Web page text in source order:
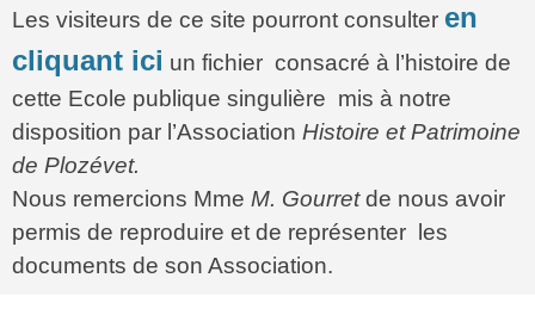
Les visiteurs de ce site pourront consulter en
cliquant ici un fichier consacré à l’histoire de
cette Ecole publique singulière mis à notre
disposition par l’Association Histoire et Patrimoine
de Plozévet.
Nous remercions Mme M. Gourretde nous avoir
permis de reproduire et de représenter les
documents de son Association.